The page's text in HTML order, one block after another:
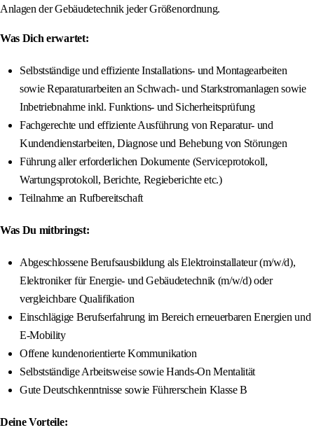
Anlagen der Gebäudetechnik jeder Größenordnung.
Was Dich erwartet:
Selbstständige und effiziente Installations- und Montagearbeiten
sowie Reparaturarbeiten an Schwach- und Starkstromanlagen sowie
Inbetriebnahme inkl. Funktions- und Sicherheitsprüfung
Fachgerechte und effiziente Ausführung von Reparatur- und
Kundendienstarbeiten, Diagnose und Behebung von Störungen
Führung aller erforderlichen Dokumente (Serviceprotokoll,
Wartungsprotokoll, Berichte, Regieberichte etc.)
Teilnahme an Rufbereitschaft
Was Du mitbringst:
Abgeschlossene Berufsausbildung als Elektroinstallateur (m/w/d),
Elektroniker für Energie- und Gebäudetechnik (m/w/d) oder
vergleichbare Qualifikation
Einschlägige Berufserfahrung im Bereich erneuerbaren Energien und
E-Mobility
Offene kundenorientierte Kommunikation
Selbstständige Arbeitsweise sowie Hands-On Mentalität
Gute Deutschkenntnisse sowie Führerschein Klasse B
Deine Vorteile: